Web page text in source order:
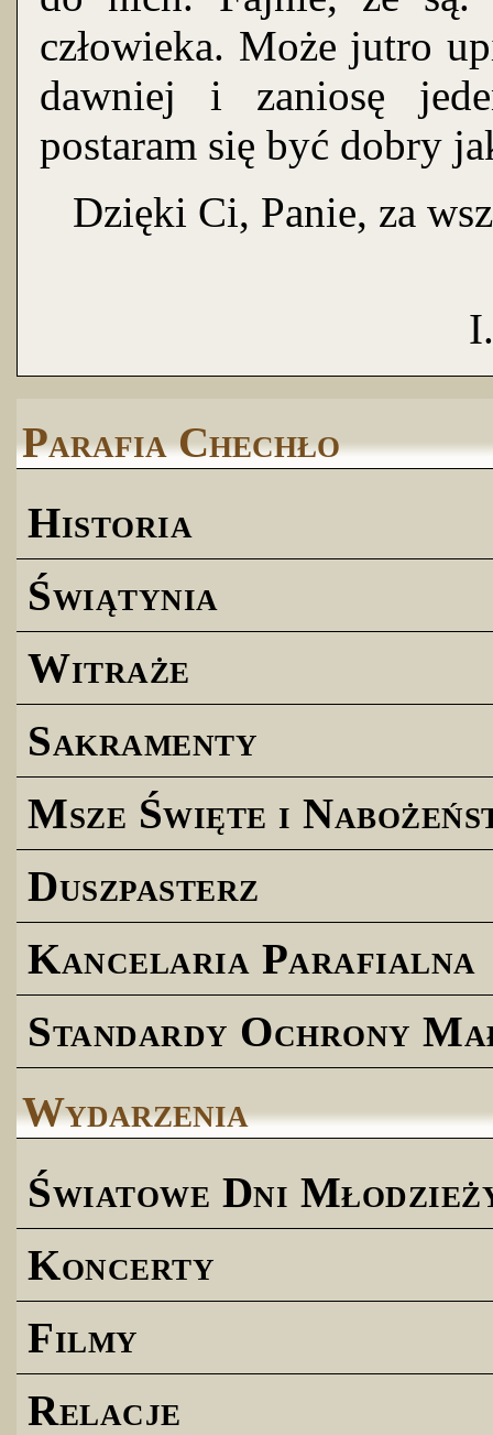
Parafia Chechło
Historia
Świątynia
Witraże
Sakramenty
Msze Święte i
Duszpasterz
Kancelaria Parafialna
Standardy Ochrony
Wydarzenia
Światowe Dni
Koncerty
Filmy
Relacje
człowieka. Może jutro
dawniej i zaniosę
postaram się być dobry
Dzięki Ci, Panie, za